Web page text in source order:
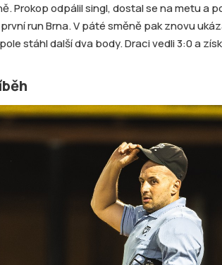
Prokop odpálil singl, dostal se na metu a
run Brna. V páté směně pak znovu
stáhl další dva body. Draci vedli 3:0 a